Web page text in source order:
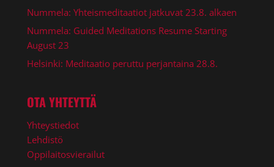
Nummela: Yhteismeditaatiot jatkuvat 23.8. alkaen
Nummela: Guided Meditations Resume Starting
August 23
Helsinki: Meditaatio peruttu perjantaina 28.8.
OTA YHTEYTTÄ
Yhteystiedot
Lehdistö
Oppilaitosvierailut